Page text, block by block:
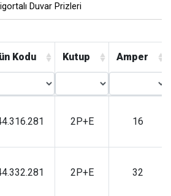
Duvar Prizleri
Kodu Kutup Amper
2P+E 16
2P+E 32